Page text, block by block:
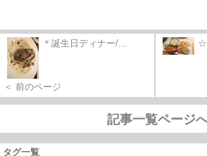
＊誕生日ディナー/...
＜ 前のページ
☆
記事一覧ページ
タグ一覧